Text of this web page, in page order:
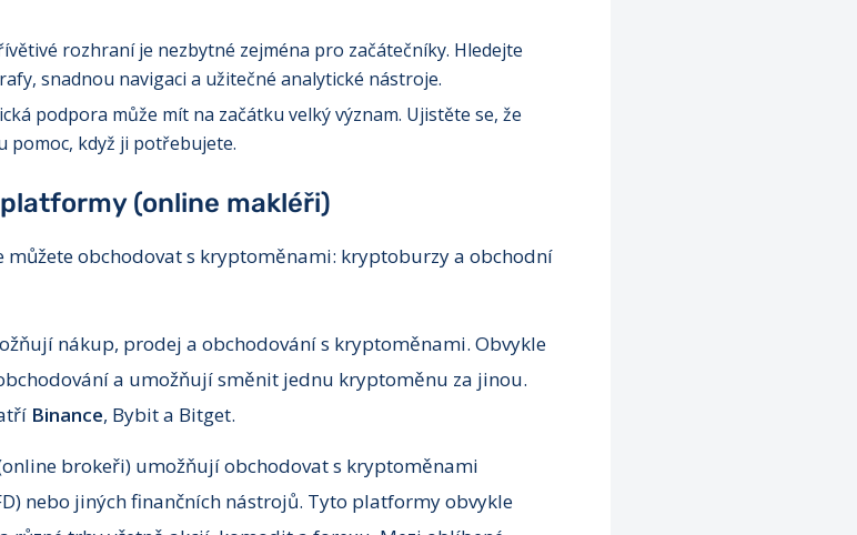
rozhraní je nezbytné zejména pro začátečníky. Hledejte
snadnou navigaci a užitečné analytické nástroje.
podpora může mít na začátku velký význam. Ujistěte se, že
pomoc, když ji potřebujete.
(online makléři)
obchodovat s kryptoměnami: kryptoburzy a obchodní
nákup, prodej a obchodování s kryptoměnami. Obvykle
a umožňují směnit jednu kryptoměnu za jinou.
Binance, Bybit a Bitget.
brokeři) umožňují obchodovat s kryptoměnami
nebo jiných finančních nástrojů. Tyto platformy obvykle